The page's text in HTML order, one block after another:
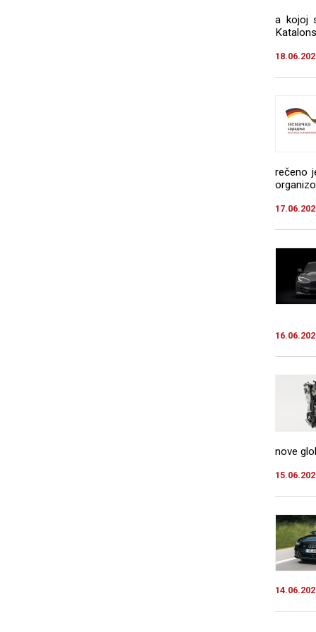
a kojoj
rečeno
nove